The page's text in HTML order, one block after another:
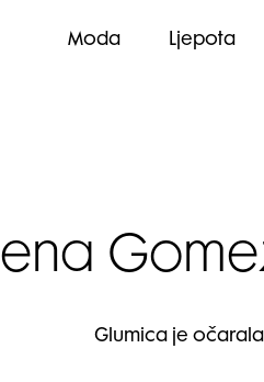
Moda Ljepota
Glumica je